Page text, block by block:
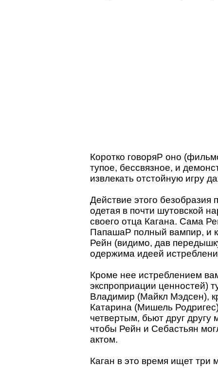
Коротко говоряP оно
тупое, бессвязное, и
извлекать отстойную игру
Действие этого безобразия
одетая в почти шутовской
своего отца Кагана. Сама
ПапашаP полный вампир, и
Рейн (видимо, дав
одержима идеей
Кроме нее истреблением
экспроприации ценностей)
Владимир (Майкл Мэдсен),
Катарина (Мишель
четвертым, бьют друг
чтобы Рейн и Себастьян
актом.
Каган в это время ищет